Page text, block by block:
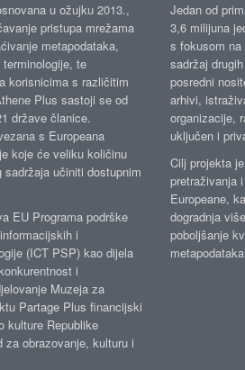
u ožujku 2013.,
pristupa mrežama
metapodataka,
te
korisnicima s različitim
Plus sastoji se od
države članice.
s Europeana
koje će veliku količinu
učiniti dostupnim
EU Programa podrške
i
(ICT PSP) kao dijela
i
Muzeja za
Partage Plus financijski
kulture Republike
za obrazovanje, kulturu i
Jedan od
3,6 milijuna
s fokusom
sadržaj
posredni
arhivi,
organizacije,
uključen i
Cilj projekta
pretraživanja
Europeane,
dogradnja
poboljšanje